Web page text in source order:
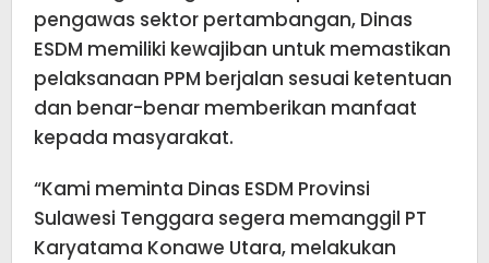
pengawas sektor pertambangan, Dinas
ESDM memiliki kewajiban untuk memastikan
pelaksanaan PPM berjalan sesuai ketentuan
dan benar-benar memberikan manfaat
kepada masyarakat.
“Kami meminta Dinas ESDM Provinsi
Sulawesi Tenggara segera memanggil PT
Karyatama Konawe Utara, melakukan